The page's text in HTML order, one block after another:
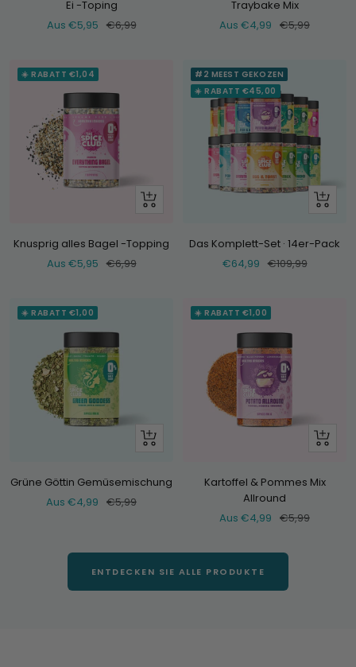
Ei -Toping
Verkaufspreis
Aus €5,95 Normaler
€6,99
Traybake Mix
Verkaufspreis
Aus €4,99 Normaler
€5,99
☀️ RABATT €1,04
Schau
Knusprig alles Bagel -Topping
Verkaufspreis
Aus €5,95 Normaler
€6,99
#2 MEEST GEKOZEN
☀️ RABATT €45,00
+
Das Komplett-Set · 14er-Pack
Verkaufspreis
€64,99 Normaler
€109,99
☀️ RABATT €1,00
Schau
Grüne Göttin Gemüsemischung
Verkaufspreis
Aus €4,99 Normaler
€5,99
☀️ RABATT €1,00
Schau
Kartoffel & Pommes Mix
Allround
Verkaufspreis
Aus €4,99 Normaler
€5,99
ENTDECKEN SIE ALLE PRODUKTE